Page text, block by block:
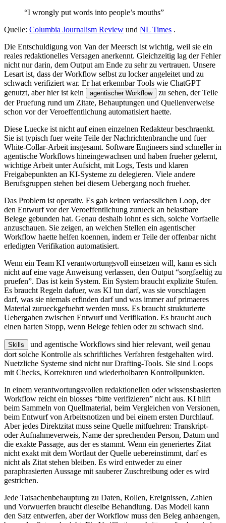
“I wrongly put words into people’s mouths”
Quelle: Columbia Journalism Review und NL Times .
Die Entschuldigung von Van der Meersch ist wichtig, weil sie ein
reales redaktionelles Versagen anerkennt. Gleichzeitig lag der Fehler
nicht nur darin, dem Output am Ende zu sehr zu vertrauen. Unsere
Lesart ist, dass der Workflow selbst zu locker angeleitet und zu
schwach verifiziert war. Er hat erkennbar Tools wie ChatGPT
genutzt, aber hier ist kein agentisc her Workf ow zu sehen, der Teile
der Pruefung rund um Zitate, Behauptungen und Quellenverweise
schon vor der Veroeffentlichung automatisiert haette.
Diese Luecke ist nicht auf einen einzelnen Redakteur beschraenkt.
Sie ist typisch fuer weite Teile der Nachrichtenbranche und fuer
White-Collar-Arbeit insgesamt. Software Engineers sind schneller in
agentische Workflows hineingewachsen und haben frueher gelernt,
wichtige Arbeit unter Aufsicht, mit Logs, Tests und klaren
Freigabepunkten an KI-Systeme zu delegieren. Viele andere
Berufsgruppen stehen bei diesem Uebergang noch frueher.
Das Problem ist operativ. Es gab keinen verlaesslichen Loop, der
den Entwurf vor der Veroeffentlichung zurueck an belastbare
Belege gebunden hat. Genau deshalb lohnt es sich, solche Vorfaelle
anzuschauen. Sie zeigen, an welchen Stellen ein agentischer
Workflow haette helfen koennen, indem er Teile der offenbar nicht
erledigten Verifikation automatisiert.
Wenn ein Team KI verantwortungsvoll einsetzen will, kann es sich
nicht auf eine vage Anweisung verlassen, den Output “sorgfaeltig zu
pruefen”. Das ist kein System. Ein System braucht explizite Stufen.
Es braucht Regeln dafuer, was KI tun darf, was sie vorschlagen
darf, was sie niemals erfinden darf und was immer auf primaeres
Material zurueckgefuehrt werden muss. Es braucht strukturierte
Uebergaben zwischen Entwurf und Verifikation. Es braucht auch
einen harten Stopp, wenn Belege fehlen oder zu schwach sind.
S ki s und agentische Workflows sind hier relevant, weil genau
dort solche Kontrolle als schriftliches Verfahren festgehalten wird.
Nuetzliche Systeme sind nicht nur Drafting-Tools. Sie sind Loops
mit Checks, Korrekturen und wiederholbaren Kontrollpunkten.
In einem verantwortungsvollen redaktionellen oder wissensbasierten
Workflow reicht ein blosses “bitte verifizieren” nicht aus. KI hilft
beim Sammeln von Quellmaterial, beim Vergleichen von Versionen,
beim Entwurf von Arbeitsnotizen und bei einem ersten Durchlauf.
Aber jedes Direktzitat muss seine Quelle mitfuehren: Transkript-
oder Aufnahmeverweis, Name der sprechenden Person, Datum und
die exakte Passage, aus der es stammt. Wenn ein generiertes Zitat
nicht exakt mit dem Wortlaut der Quelle uebereinstimmt, darf es
nicht als Zitat stehen bleiben. Es wird entweder zu einer
paraphrasierten Aussage mit sauberer Zuschreibung oder es wird
gestrichen.
Jede Tatsachenbehauptung zu Daten, Rollen, Ereignissen, Zahlen
und Vorwuerfen braucht dieselbe Behandlung. Das Modell kann
den Satz entwerfen, aber der Workflow muss den Beleg anhaengen,